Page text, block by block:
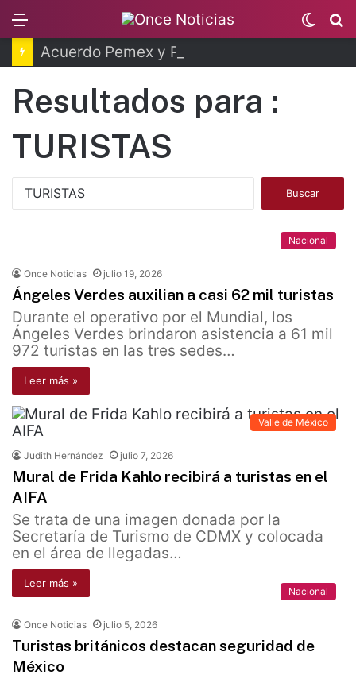
Switch
skin
Resultados para :
TURISTAS
Nacional
Once Noticias julio 19, 2026
Ángeles Verdes auxilian a casi 62 mil turistas
Durante el operativo por el Mundial, los
Ángeles Verdes brindaron asistencia a 61 mil
972 turistas en las tres sedes…
Leer más »
Valle de México
Judith Hernández julio 7, 2026
Mural de Frida Kahlo recibirá a turistas en el
AIFA
Se trata de una imagen donada por la
Secretaría de Turismo de CDMX y colocada
en el área de llegadas…
Leer más »
Nacional
Once Noticias julio 5, 2026
Turistas británicos destacan seguridad de
México